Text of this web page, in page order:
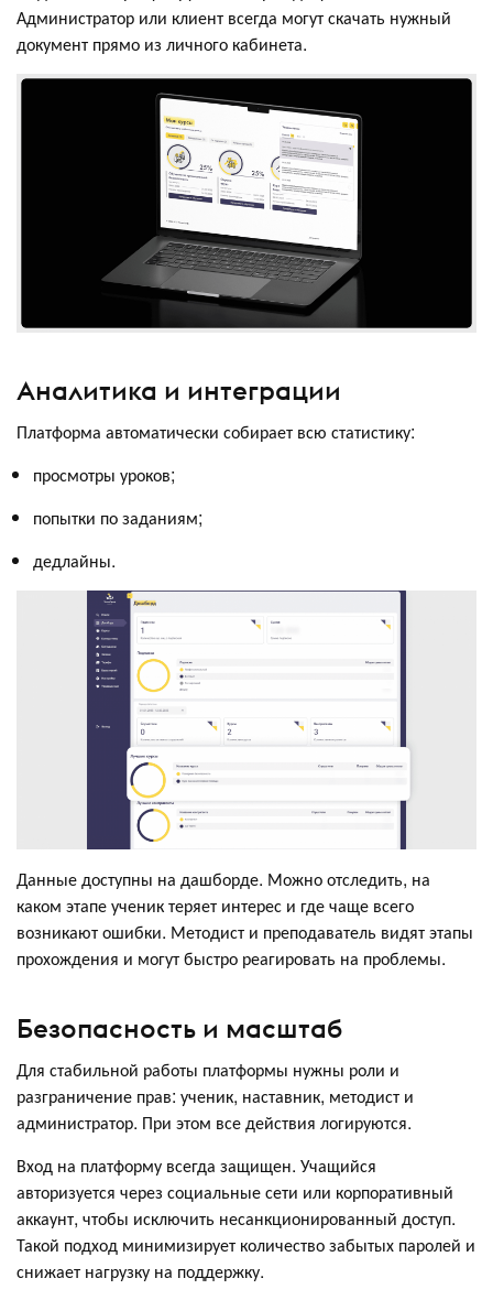
Администратор или клиент всегда могут скачать нужный
документ прямо из личного кабинета.
Аналитика и интеграции
Платформа автоматически собирает всю статистику:
просмотры уроков;
попытки по заданиям;
дедлайны.
Данные доступны на дашборде. Можно отследить, на
каком этапе ученик теряет интерес и где чаще всего
возникают ошибки. Методист и преподаватель видят этапы
прохождения и могут быстро реагировать на проблемы.
Безопасность и масштаб
Для стабильной работы платформы нужны роли и
разграничение прав: ученик, наставник, методист и
администратор. При этом все действия логируются.
Вход на платформу всегда защищен. Учащийся
авторизуется через социальные сети или корпоративный
аккаунт, чтобы исключить несанкционированный доступ.
Такой подход минимизирует количество забытых паролей и
снижает нагрузку на поддержку.